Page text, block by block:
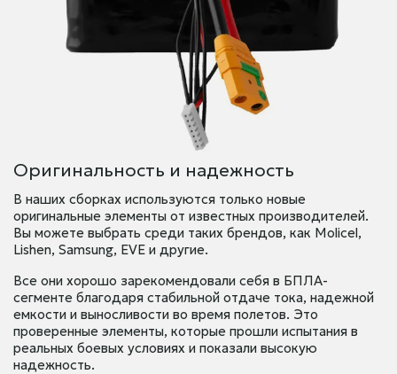
Оригинальность и надежность
В наших сборках используются только новые
оригинальные элементы от известных производителей.
Вы можете выбрать среди таких брендов, как Molicel,
Lishen, Samsung, EVE и другие.
Все они хорошо зарекомендовали себя в БПЛА-
сегменте благодаря стабильной отдаче тока, надежной
емкости и выносливости во время полетов. Это
проверенные элементы, которые прошли испытания в
реальных боевых условиях и показали высокую
надежность.